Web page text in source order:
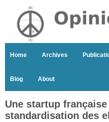
Home Archives
Blog About
Une startup
standardisation des